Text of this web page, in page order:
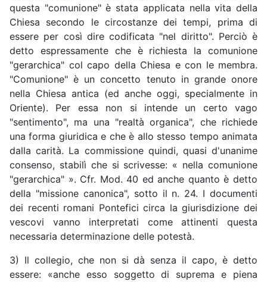
questa "comunione" è stata applicata nella vita della
Chiesa secondo le circostanze dei tempi, prima di
essere per così dire codificata "nel diritto". Perciò è
detto espressamente che è richiesta la comunione
"gerarchica" col capo della Chiesa e con le membra.
"Comunione" è un concetto tenuto in grande onore
nella Chiesa antica (ed anche oggi, specialmente in
Oriente). Per essa non si intende un certo vago
"sentimento", ma una "realtà organica", che richiede
una forma giuridica e che è allo stesso tempo animata
dalla carità. La commissione quindi, quasi d'unanime
consenso, stabilì che si scrivesse: « nella comunione
"gerarchica" ». Cfr. Mod. 40 ed anche quanto è detto
della "missione canonica", sotto il n. 24. I documenti
dei recenti romani Pontefici circa la giurisdizione dei
vescovi vanno interpretati come attinenti questa
necessaria determinazione delle potestà.
3) Il collegio, che non si dà senza il capo, è detto
essere: «anche esso soggetto di suprema e piena